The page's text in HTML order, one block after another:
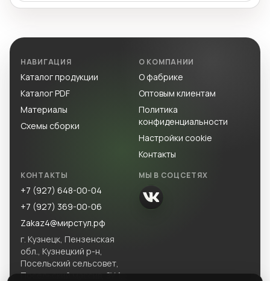
НАВИГАЦИЯ
Каталог продукции
Каталог PDF
Материалы
Схемы сборки
О КОМПАНИИ
О фабрике
Оптовым клиентам
Политика
конфиденциальности
Настройки cookie
Контакты
КОНТАКТЫ
+7 (927) 648-00-04
+7 (927) 369-00-06
Zakaz4@мирстул.рф
г. Кузнецк, Пензенская
обл., Кузнецкий р-н,
Посельский сельсовет,
Посельский массив, ЗУ 1.
МЫ В СОЦСЕТЯХ